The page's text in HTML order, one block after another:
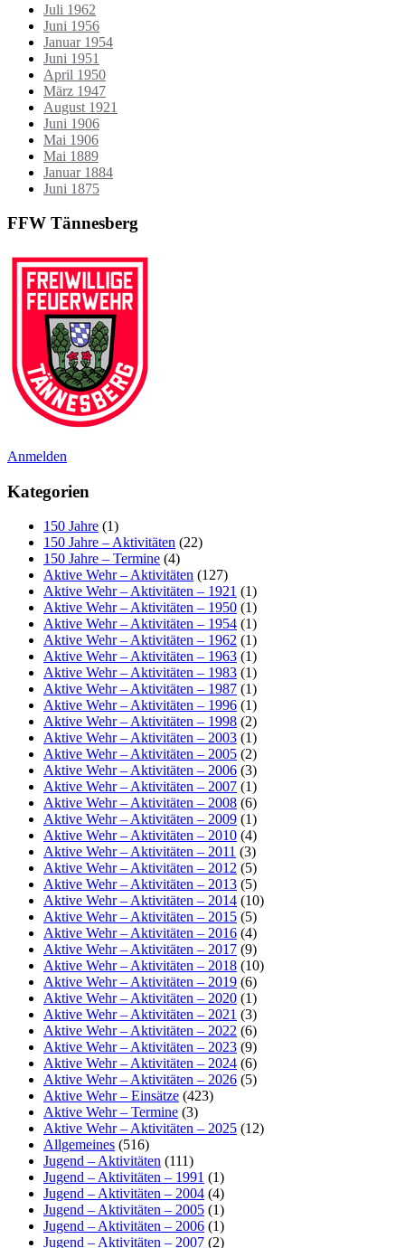
Juli 1962
Juni 1956
Januar 1954
Juni 1951
April 1950
März 1947
August 1921
Juni 1906
Mai 1906
Mai 1889
Januar 1884
Juni 1875
FFW Tännesberg
Anmelden
Kategorien
150 Jahre (1)
150 Jahre – Aktivitäten (22)
150 Jahre – Termine (4)
Aktive Wehr – Aktivitäten (127)
Aktive Wehr – Aktivitäten – 1921 (1)
Aktive Wehr – Aktivitäten – 1950 (1)
Aktive Wehr – Aktivitäten – 1954 (1)
Aktive Wehr – Aktivitäten – 1962 (1)
Aktive Wehr – Aktivitäten – 1963 (1)
Aktive Wehr – Aktivitäten – 1983 (1)
Aktive Wehr – Aktivitäten – 1987 (1)
Aktive Wehr – Aktivitäten – 1996 (1)
Aktive Wehr – Aktivitäten – 1998 (2)
Aktive Wehr – Aktivitäten – 2003 (1)
Aktive Wehr – Aktivitäten – 2005 (2)
Aktive Wehr – Aktivitäten – 2006 (3)
Aktive Wehr – Aktivitäten – 2007 (1)
Aktive Wehr – Aktivitäten – 2008 (6)
Aktive Wehr – Aktivitäten – 2009 (1)
Aktive Wehr – Aktivitäten – 2010 (4)
Aktive Wehr – Aktivitäten – 2011 (3)
Aktive Wehr – Aktivitäten – 2012 (5)
Aktive Wehr – Aktivitäten – 2013 (5)
Aktive Wehr – Aktivitäten – 2014 (10)
Aktive Wehr – Aktivitäten – 2015 (5)
Aktive Wehr – Aktivitäten – 2016 (4)
Aktive Wehr – Aktivitäten – 2017 (9)
Aktive Wehr – Aktivitäten – 2018 (10)
Aktive Wehr – Aktivitäten – 2019 (6)
Aktive Wehr – Aktivitäten – 2020 (1)
Aktive Wehr – Aktivitäten – 2021 (3)
Aktive Wehr – Aktivitäten – 2022 (6)
Aktive Wehr – Aktivitäten – 2023 (9)
Aktive Wehr – Aktivitäten – 2024 (6)
Aktive Wehr – Aktivitäten – 2026 (5)
Aktive Wehr – Einsätze (423)
Aktive Wehr – Termine (3)
Aktive Wehr – Aktivitäten – 2025 (12)
Allgemeines (516)
Jugend – Aktivitäten (111)
Jugend – Aktivitäten – 1991 (1)
Jugend – Aktivitäten – 2004 (4)
Jugend – Aktivitäten – 2005 (1)
Jugend – Aktivitäten – 2006 (1)
Jugend – Aktivitäten – 2007 (2)